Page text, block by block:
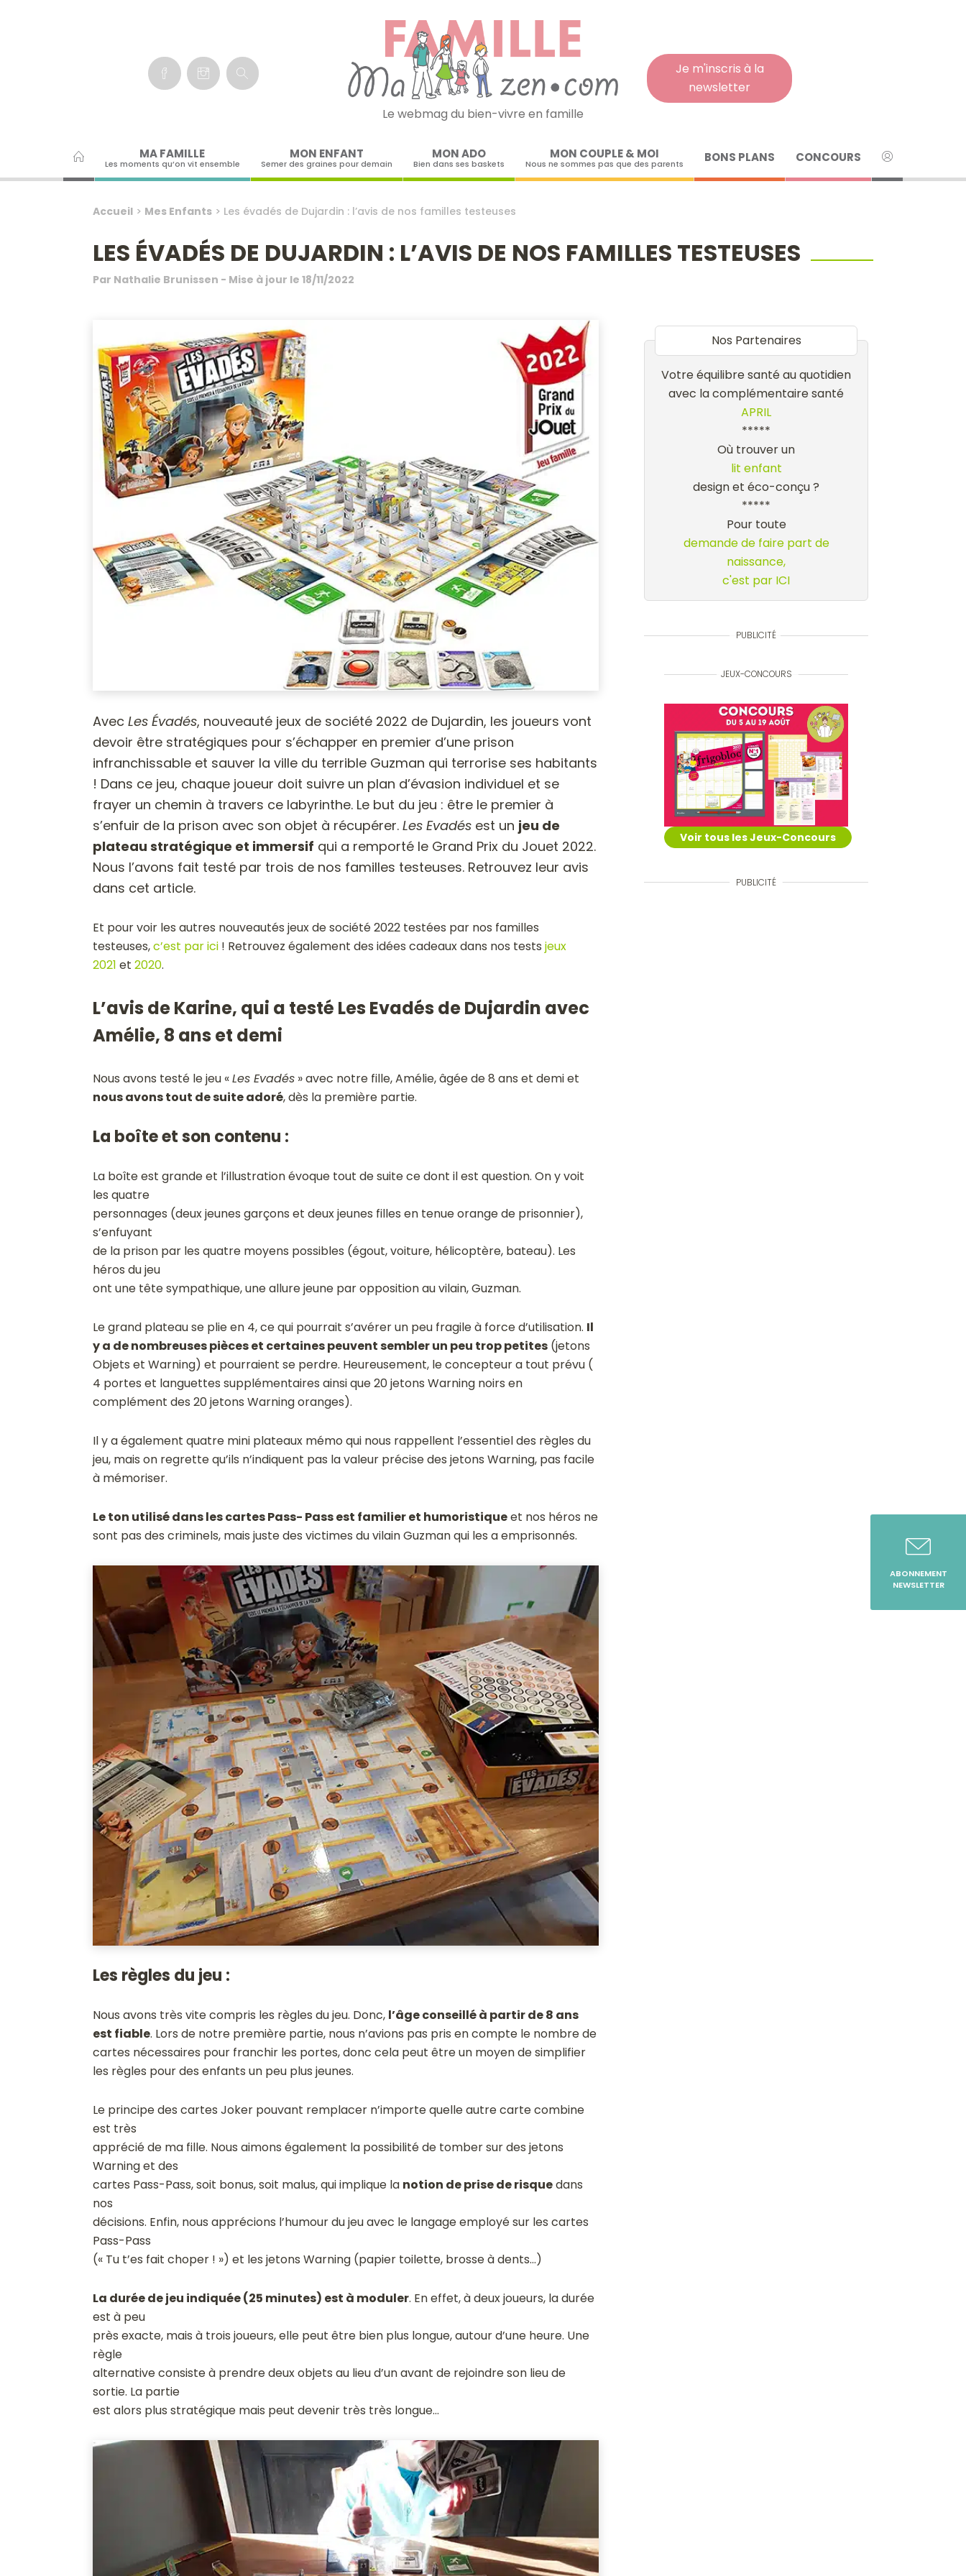
Je m'inscris à la
newsletter
Le webmag du bien-vivre en famille
MA FAMILLE
Les moments qu’on vit ensemble
MON ENFANT
Semer des graines pour demain
MON ADO
Bien dans ses baskets
MON COUPLE & MOI
Nous ne sommes pas que des parents BONS PLANS CONCOURS
Accueil> Mes Enfants> Les évadés de Dujardin : l’avis de nos familles testeuses
LES ÉVADÉS DE DUJARDIN : L’AVIS DE NOS FAMILLES TESTEUSES
Par Nathalie Brunissen - Mise à jour le 18/11/2022
Avec Les Évadés, nouveauté jeux de société 2022 de Dujardin, les joueurs vont
devoir être stratégiques pour s’échapper en premier d’une prison
infranchissable et sauver la ville du terrible Guzman qui terrorise ses habitants
! Dans ce jeu, chaque joueur doit suivre un plan d’évasion individuel et se
frayer un chemin à travers ce labyrinthe. Le but du jeu : être le premier à
s’enfuir de la prison avec son objet à récupérer. Les Evadésest un jeu de
plateau stratégique et immersif qui a remporté le Grand Prix du Jouet 2022.
Nous l’avons fait testé par trois de nos familles testeuses. Retrouvez leur avis
dans cet article.
Et pour voir les autres nouveautés jeux de société 2022 testées par nos familles
testeuses,c’est par ici! Retrouvez également des idées cadeaux dans nos tests jeux
2021 et 2020.
L’avis de Karine, qui a testé Les Evadés de Dujardin avec
Amélie, 8 ans et demi
Nous avons testé le jeu «Les Evadés» avec notre fille, Amélie, âgée de 8 ans et demi et
nous avons tout de suite adoré, dès la première partie.
La boîte et son contenu :
La boîte est grande et l’illustration évoque tout de suite ce dont il est question. On y voit
les quatre
personnages (deux jeunes garçons et deux jeunes filles en tenue orange de prisonnier),
s’enfuyant
de la prison par les quatre moyens possibles (égout, voiture, hélicoptère, bateau). Les
héros du jeu
ont une tête sympathique, une allure jeune par opposition au vilain, Guzman.
Le grand plateau se plie en 4, ce qui pourrait s’avérer un peu fragile à force d’utilisation. Il
y a de nombreuses pièces et certaines peuvent sembler un peu trop petites(jetons
Objets et Warning) et pourraient se perdre. Heureusement, le concepteur a tout prévu (
4 portes et languettes supplémentaires ainsi que 20 jetons Warning noirs en
complément des 20 jetons Warning oranges).
Il y a également quatre mini plateaux mémo qui nous rappellent l’essentiel des règles du
jeu, mais on regrette qu’ils n’indiquent pas la valeur précise des jetons Warning, pas facile
à mémoriser.
Le ton utilisé dans les cartes Pass- Pass est familier et humoristiqueet nos héros ne
sont pas des criminels, mais juste des victimes du vilain Guzman qui les a emprisonnés.
Les règles du jeu :
Nous avons très vite compris les règles du jeu. Donc, l’âge conseillé à partir de 8 ans
est fiable. Lors de notre première partie, nous n’avions pas pris en compte le nombre de
cartes nécessaires pour franchir les portes, donc cela peut être un moyen de simplifier
les règles pour des enfants un peu plus jeunes.
Le principe des cartes Joker pouvant remplacer n’importe quelle autre carte combine
est très
apprécié de ma fille. Nous aimons également la possibilité de tomber sur des jetons
Warning et des
cartes Pass-Pass, soit bonus, soit malus, qui implique la notion de prise de risquedans
nos
décisions. Enfin, nous apprécions l’humour du jeu avec le langage employé sur les cartes
Pass-Pass
(« Tu t’es fait choper ! ») et les jetons Warning (papier toilette, brosse à dents…)
La durée de jeu indiquée (25 minutes) est à moduler. En effet, à deux joueurs, la durée
est à peu
près exacte, mais à trois joueurs, elle peut être bien plus longue, autour d’une heure. Une
règle
alternative consiste à prendre deux objets au lieu d’un avant de rejoindre son lieu de
sortie. La partie
est alors plus stratégique mais peut devenir très très longue…
Nos Partenaires
Votre équilibre santé au quotidien
avec la complémentaire santé
APRIL
*****
Où trouver un
lit enfant
design et éco-conçu ?
*****
Pour toute
demande de faire part de
naissance,
c'est par ICI
PUBLICITÉ
JEUX-CONCOURS
Voir tous les Jeux-Concours
PUBLICITÉ
ABONNEMENT
NEWSLETTER